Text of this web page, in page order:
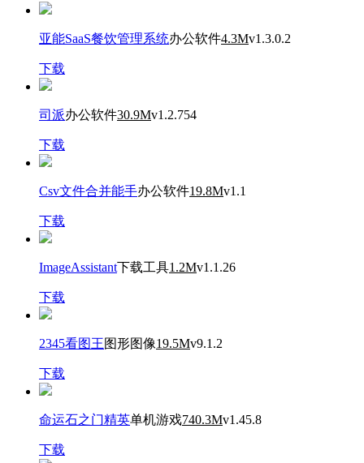
亚能SaaS餐饮管理系统办公软件4.3Mv1.3.0.2
下载
司派办公软件30.9Mv1.2.754
下载
Csv文件合并能手办公软件19.8Mv1.1
下载
ImageAssistant下载工具1.2Mv1.1.26
下载
2345看图王图形图像19.5Mv9.1.2
下载
命运石之门精英单机游戏740.3Mv1.45.8
下载